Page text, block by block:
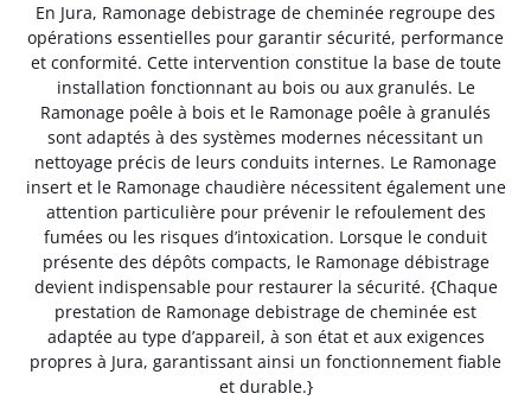
En Jura, Ramonage debistrage de cheminée regroupe des
opérations essentielles pour garantir sécurité, performance
et conformité. Cette intervention constitue la base de toute
installation fonctionnant au bois ou aux granulés. Le
Ramonage poêle à bois et le Ramonage poêle à granulés
sont adaptés à des systèmes modernes nécessitant un
nettoyage précis de leurs conduits internes. Le Ramonage
insert et le Ramonage chaudière nécessitent également une
attention particulière pour prévenir le refoulement des
fumées ou les risques d’intoxication. Lorsque le conduit
présente des dépôts compacts, le Ramonage débistrage
devient indispensable pour restaurer la sécurité. {Chaque
prestation de Ramonage debistrage de cheminée est
adaptée au type d’appareil, à son état et aux exigences
propres à Jura, garantissant ainsi un fonctionnement fiable
et durable.}